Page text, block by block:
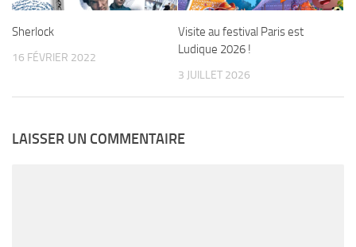
Sherlock
16 FÉVRIER 2022
Visite au festival Paris est
Ludique 2026 !
3 JUILLET 2026
LAISSER UN COMMENTAIRE